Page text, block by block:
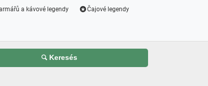
a kávové legendy Čajové legendy
Keresés